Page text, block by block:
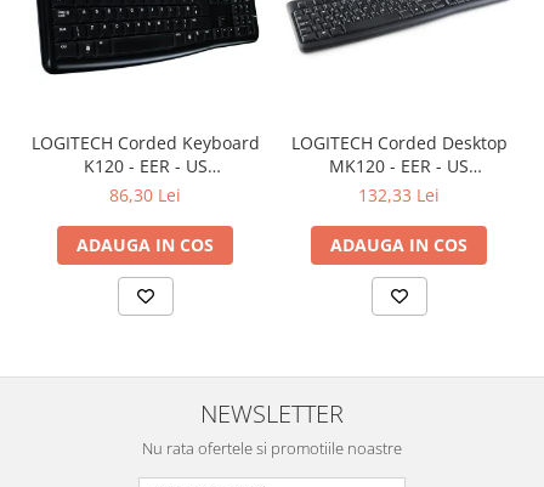
LOGITECH Corded Keyboard
K120 - EER - US
International layout
86,30 Lei
ADAUGA IN COS
LOGITECH Corded Desktop
MK120 - EER - US
International layout
132,33 Lei
ADAUGA IN COS
NEWSLETTER
Nu rata ofertele si promotiile noastre